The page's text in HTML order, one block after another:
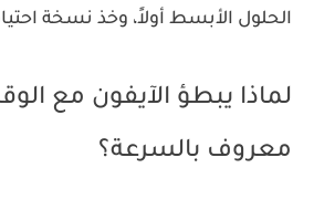
الحلول الأبسط أولاً، وخذ نسخة
لماذا يبطؤ الآيفون مع
معروف بالسرعة؟